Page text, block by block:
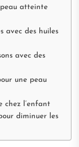
atteinte
avec des huiles
avec des
une peau
chez l’enfant
diminuer les